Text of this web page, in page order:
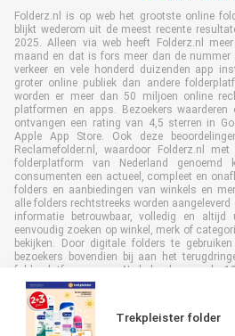
Trekpleister folder
Folderz.nl is op web het grootste online
blijkt wederom uit de meest recente
2025. Alleen via web heeft Folderz.nl
maand en dat is fors meer dan de nummer
verkeer en vele honderd duizenden app
groter online publiek dan andere
worden er meer dan 50 miljoen online
platformen en apps. Bezoekers
ontvangen een rating van 4,5 sterren in
Apple App Store. Ook deze
Reclamefolder.nl, waardoor Folderz.nl
folderplatform van Nederland genoemd
consumenten een actueel, compleet en
folders en aanbiedingen van winkels en
alle folders rechtstreeks worden
informatie betrouwbaar, volledig en altijd
eenvoudig zoeken op winkel, merk of
bekijken. Door digitale folders te
bezoekers bovendien bij aan het
folderplatform van Nederland en al
folderpublicaties, heeft Folderz.nl
met retailers en merken. Hierdoor zijn we
speler in de digitale foldermarkt.